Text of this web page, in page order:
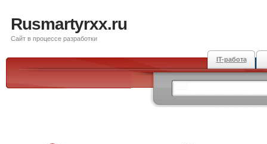
Rusmartyrxx.ru
Сайт в процессе разработки
IT-работа